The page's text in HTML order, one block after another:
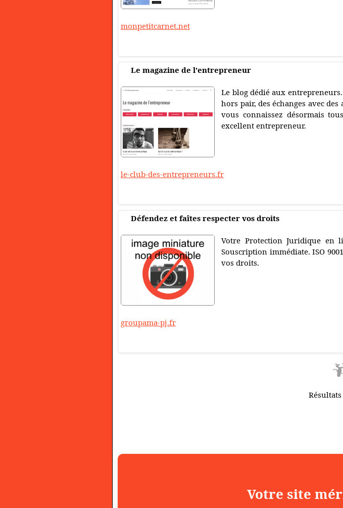
monpetitcarnet.net
Le magazine de l'entrepreneur
Le blog dédié aux
hors pair, des échanges avec
vous connaissez désormais
excellent entrepreneur.
le-club-des-entrepreneurs.fr
Défendez et faîtes respecter vos droits
Votre Protection Juridique en
Souscription immédiate. ISO
vos droits.
groupama-pj.fr
Résultats
Votre site